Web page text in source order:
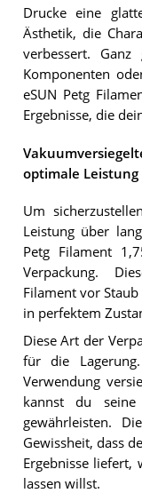
Drucke eine
Ästhetik, die
verbessert.
Komponenten
eSUN Petg
Ergebnisse, die
optimale Leistung
Um
Leistung über
Petg Filament
Verpackung.
Filament vor
in perfektem
Diese Art der
für die
Verwendung
kannst du seine
gewährleisten.
Gewissheit, dass
Ergebnisse
lassen willst.